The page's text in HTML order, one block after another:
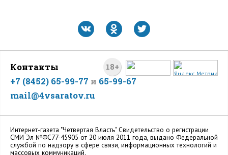
18+
Контакты
+7 (8452) 65-99-77 и 65-99-67
mail@4vsaratov.ru
Интернет-газета "Четвертая Власть" Cвидетельство о регистрации
СМИ Эл №ФС77-45905 от 20 июля 2011 года, выдано Федеральной
службой по надзору в сфере связи, информационных технологий и
массовых коммуникаций.